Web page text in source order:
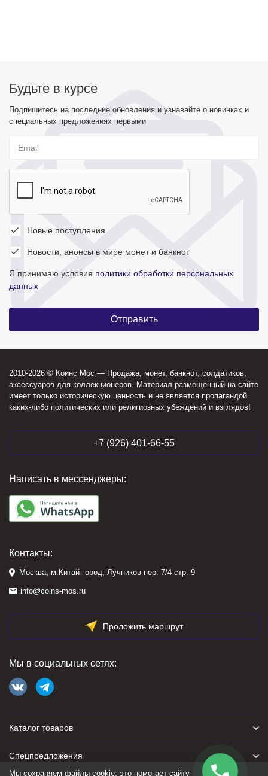
Будьте в курсе
Подпишитесь на последние обновления и узнавайте о новинках и
специальных предложениях первыми
Новые поступления
Новости, анонсы в мире монет и банкнот
Я принимаю условия политики обработки персональных
данных
2010-2026 © Коинс Мос — Продажа, монет, банкнот, солдатиков,
аксессуаров для коллекционеров. Материал размещенный на сайте
имеет только историческую ценность и не является пропагандой
каких-либо политических или религиозных убеждений и взглядов!
+7 (926) 401-66-55
Написать в мессенджеры:
Контакты:
Москва, м.Китай-город, Лучников пер. 7/4 стр. 9
info@coins-mos.ru
Проложить маршрут
Мы в социальных сетях:
Каталог товаров
Спецпредложения
Мы сохраняем файлы cookie: это помогает сайту